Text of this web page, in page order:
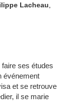
Lacheau
ses études
événement
et se retrouve
il se marie